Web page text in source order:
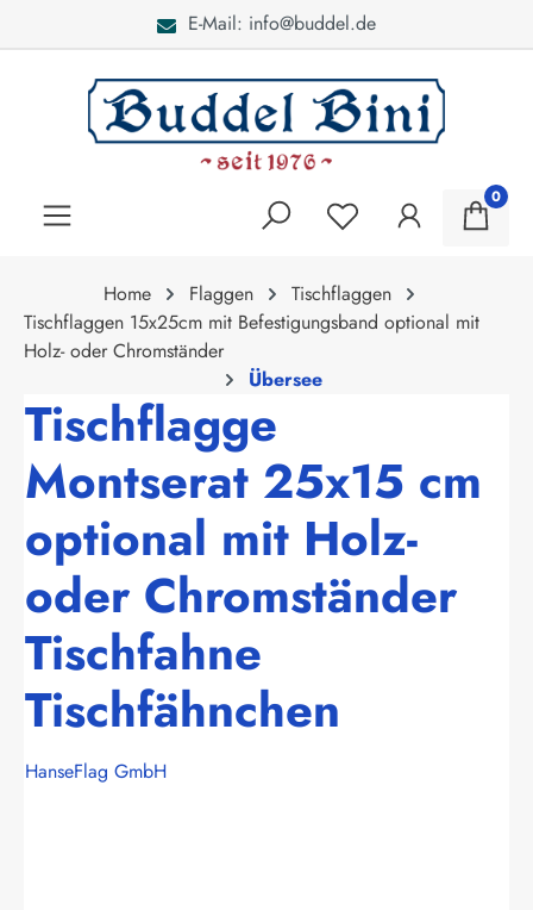
E-Mail: info@buddel.de
0
Home Flaggen
Tischflaggen
Tischflaggen 15x25cm mit Befestigungsband optional mit
Holz- oder Chromständer
Übersee
Tischflagge
Montserat 25x15 cm
optional mit Holz-
oder Chromständer
Tischfahne
Tischfähnchen
HanseFlag GmbH